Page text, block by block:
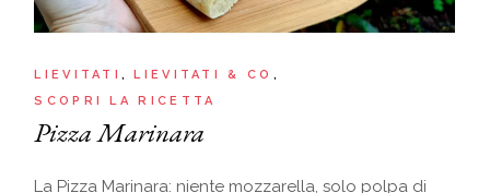
LIEVITATI
LIEVITATI & CO
SCOPRI LA RICETTA
Pizza Marinara
La Pizza Marinara: niente mozzarella, solo polpa di